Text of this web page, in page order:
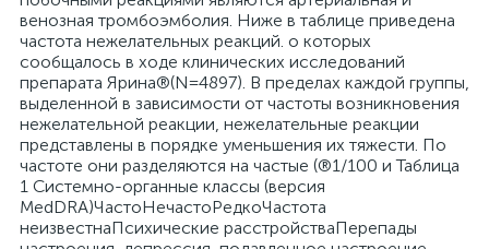
венозная тромбоэмболия. Ниже в таблице приведена
частота нежелательных реакций. о которых
сообщалось в ходе клинических исследований
препарата Ярина®(N=4897). В пределах каждой группы,
выделенной в зависимости от частоты возникновения
нежелательной реакции, нежелательные реакции
представлены в порядке уменьшения их тяжести. По
частоте они разделяются на частые (®1/100 и Таблица
1 Системно-органные классы (версия
MedDRA)ЧастоНечастоРедкоЧастота
неизвестнаПсихические расстройстваПерепады